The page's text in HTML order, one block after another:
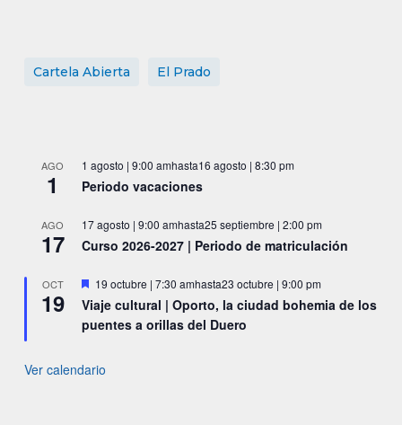
Cartela Abierta El Prado
AGO
1
1 agosto | 9:00 amhasta16 agosto | 8:30 pm
Periodo vacaciones
AGO
17
17 agosto | 9:00 amhasta25 septiembre | 2:00 pm
Curso 2026-2027 | Periodo de matriculación
OCT
19
Destacado
19 octubre | 7:30 amhasta23 octubre | 9:00 pm
Viaje cultural | Oporto, la ciudad bohemia de los
puentes a orillas del Duero
Ver calendario